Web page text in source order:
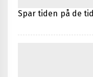
Spar tiden på de